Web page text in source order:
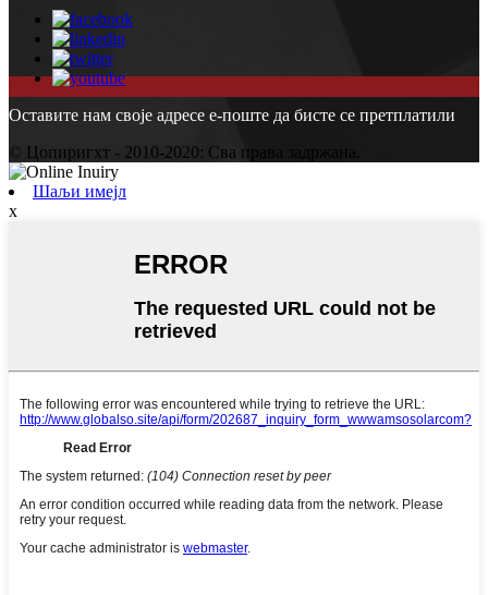
Оставите нам своје адресе е-поште да бисте се претплатили
© Цопиригхт - 2010-2020: Сва права задржана.
Шаљи имејл
x